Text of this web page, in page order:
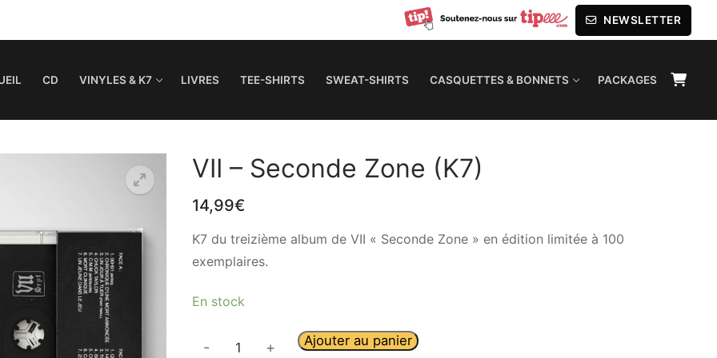
NEWSLETTER
CD VINYLES & K7 LIVRES TEE-SHIRTS SWEAT-SHIRTS CASQUETTES & BONNETS PACKAGES
VII – Seconde Zone (K7)
14,99€
K7 du treizième album de VII « Seconde Zone » en édition limitée à 100
exemplaires.
En stock
- + Ajouter au panier